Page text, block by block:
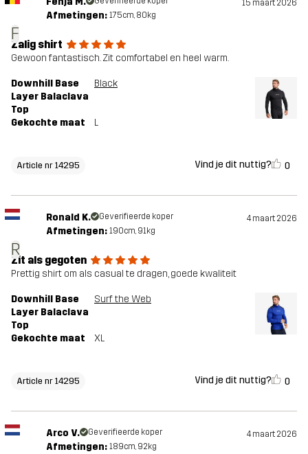
F
15 maart 2026
Afmetingen: 175cm, 80kg
Zalig shirt
Gewoon fantastisch. Zit comfortabel en heel warm.
Downhill Base
Layer Balaclava
Top
Black
Gekochte maat L
Article nr 14295 Vind je dit nuttig? 0
R
Ronald K. Geverifieerde koper 4 maart 2026
Afmetingen: 190cm, 91kg
Zit als gegoten
Prettig shirt om als casual te dragen, goede kwaliteit
Downhill Base
Layer Balaclava
Top
Surf the Web
Gekochte maat XL
Article nr 14295 Vind je dit nuttig? 0
Arco V. Geverifieerde koper 4 maart 2026
Afmetingen: 189cm, 92kg